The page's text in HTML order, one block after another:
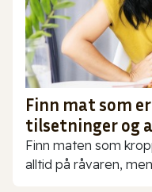
Finn mat som
tilsetninger og
Finn maten som
alltid på råvaren,